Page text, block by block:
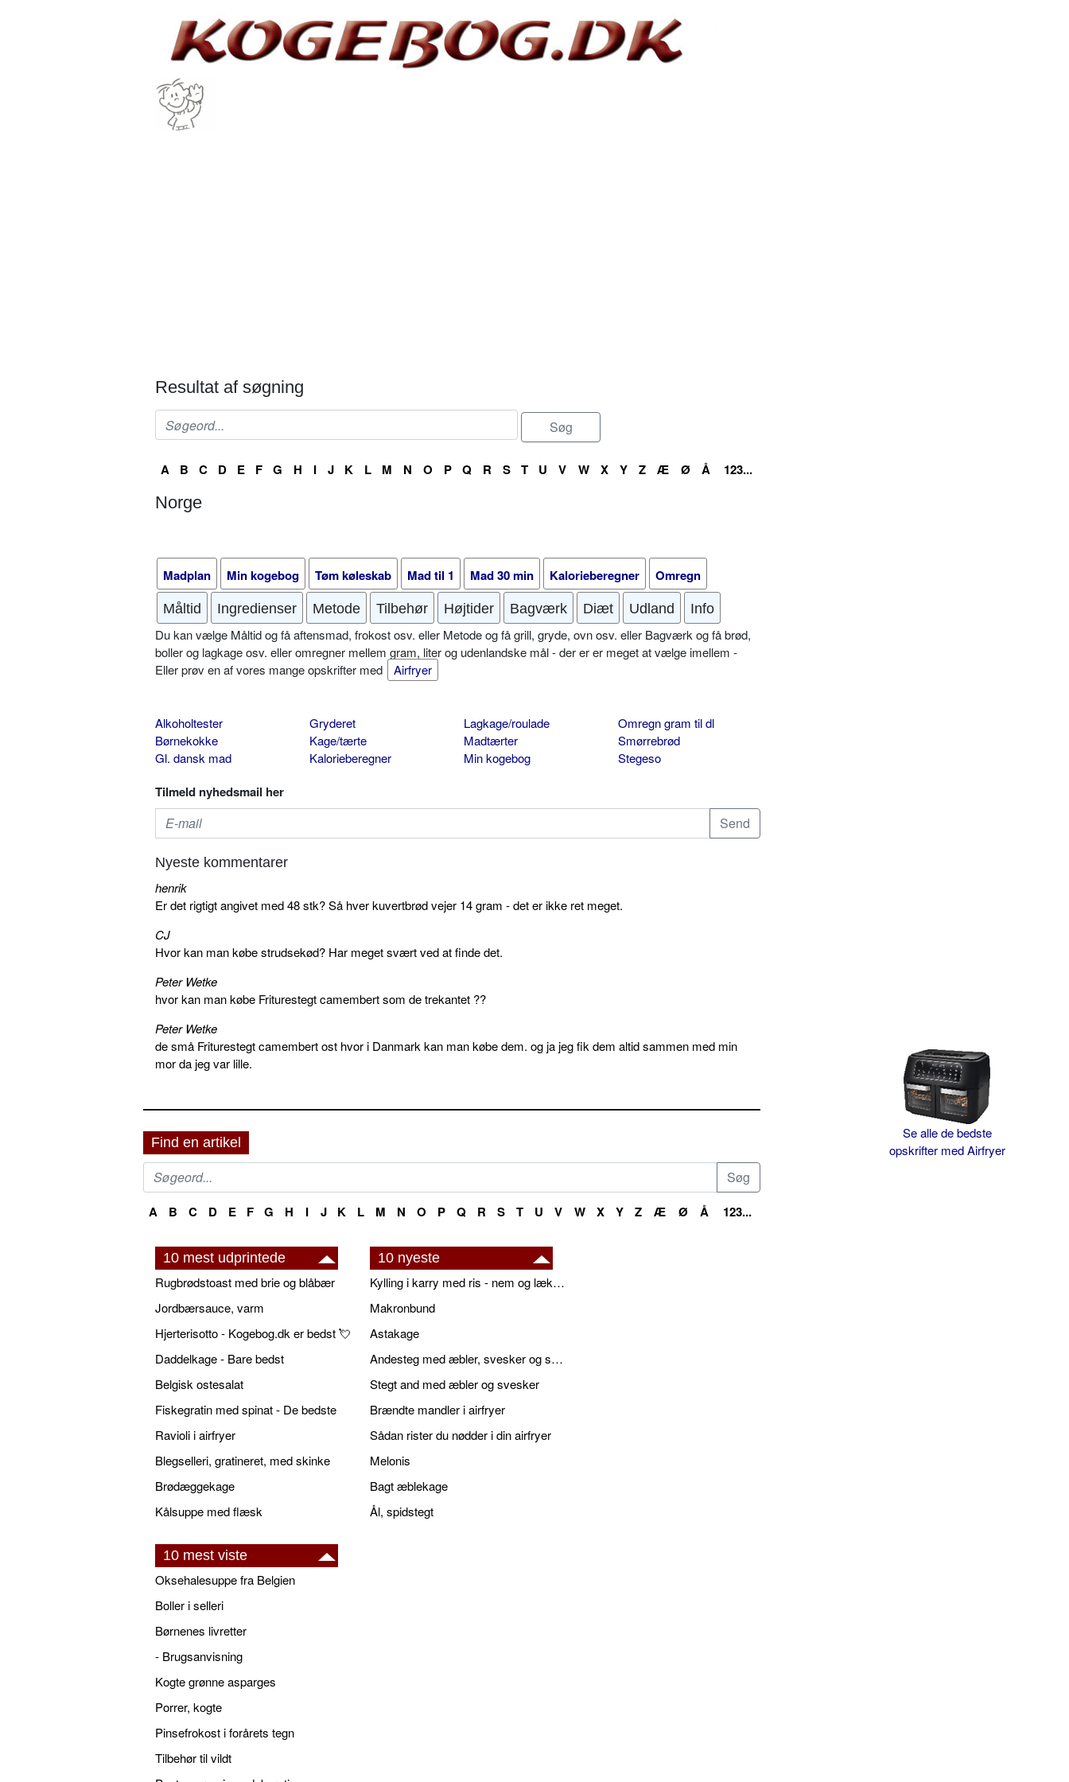
Resultat af søgning
A B C D E F G H I J K L M N O P Q R S T U V W X Y Z Æ Ø Å 123...
Norge
Madplan Min kogebog Tøm køleskab Mad til 1 Mad 30 min Kalorieberegner Omregn
Måltid Ingredienser Metode Tilbehør Højtider Bagværk Diæt Udland Info
Du kan vælge Måltid og få aftensmad, frokost osv. eller Metode og få grill, gryde, ovn osv. eller Bagværk og få brød,
boller og lagkage osv. eller omregner mellem gram, liter og udenlandske mål - der er er meget at vælge imellem -
Eller prøv en af vores mange opskrifter med
Airfryer
Alkoholtester
Børnekokke
Gl. dansk mad
Gryderet
Kage/tærte
Kalorieberegner
Lagkage/roulade
Madtærter
Min kogebog
Omregn gram til dl
Smørrebrød
Stegeso
Tilmeld nyhedsmail her
Nyeste kommentarer
henrik
Er det rigtigt angivet med 48 stk? Så hver kuvertbrød vejer 14 gram - det er ikke ret meget.
CJ
Hvor kan man købe strudsekød? Har meget svært ved at finde det.
Peter Wetke
hvor kan man købe Friturestegt camembert som de trekantet ??
Peter Wetke
de små Friturestegt camembert ost hvor i Danmark kan man købe dem. og ja jeg fik dem altid sammen med min
mor da jeg var lille.
Find en artikel
A B C D E F G H I J K L M N O P Q R S T U V W X Y Z Æ Ø Å 123...
10 mest udprintede
Rugbrødstoast med brie og blåbær
Jordbærsauce, varm
Hjerterisotto - Kogebog.dk er bedst 💘
Daddelkage - Bare bedst
Belgisk ostesalat
Fiskegratin med spinat - De bedste
Ravioli i airfryer
Blegselleri, gratineret, med skinke
Brødæggekage
Kålsuppe med flæsk
10 nyeste
Kylling i karry med ris - nem og lækker
Makronbund
Astakage
Andesteg med æbler, svesker og sauce - opskrift også til jul
Stegt and med æbler og svesker
Brændte mandler i airfryer
Sådan rister du nødder i din airfryer
Melonis
Bagt æblekage
Ål, spidstegt
10 mest viste
Oksehalesuppe fra Belgien
Boller i selleri
Børnenes livretter
- Brugsanvisning
Kogte grønne asparges
Porrer, kogte
Pinsefrokost i forårets tegn
Tilbehør til vildt
Se alle de bedste
opskrifter med Airfryer